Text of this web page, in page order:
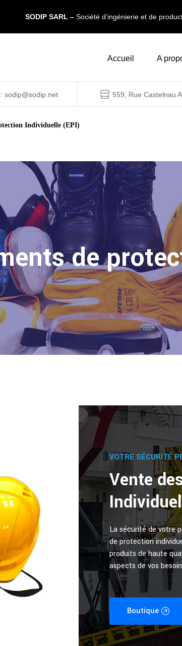
SODIP SARL –Société d’ingénierie et de
Accueil A
sodip@sodip.net 559, Rue Castelnau
Individuelle (EPI)
de
VOTRE SÉCURITÉ
Vente
La sécurité de votre
de protection
produits de haute
aspects de vos
Boutique